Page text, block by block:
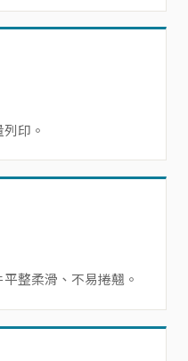
印。
整柔滑、不易捲翹。